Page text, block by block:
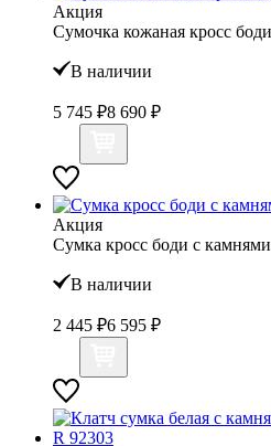
Акция
Сумочка кожаная кросс
В наличии
5 745 ₽8 690 ₽
Акция
Сумка кросс боди с
В наличии
2 445 ₽6 595 ₽